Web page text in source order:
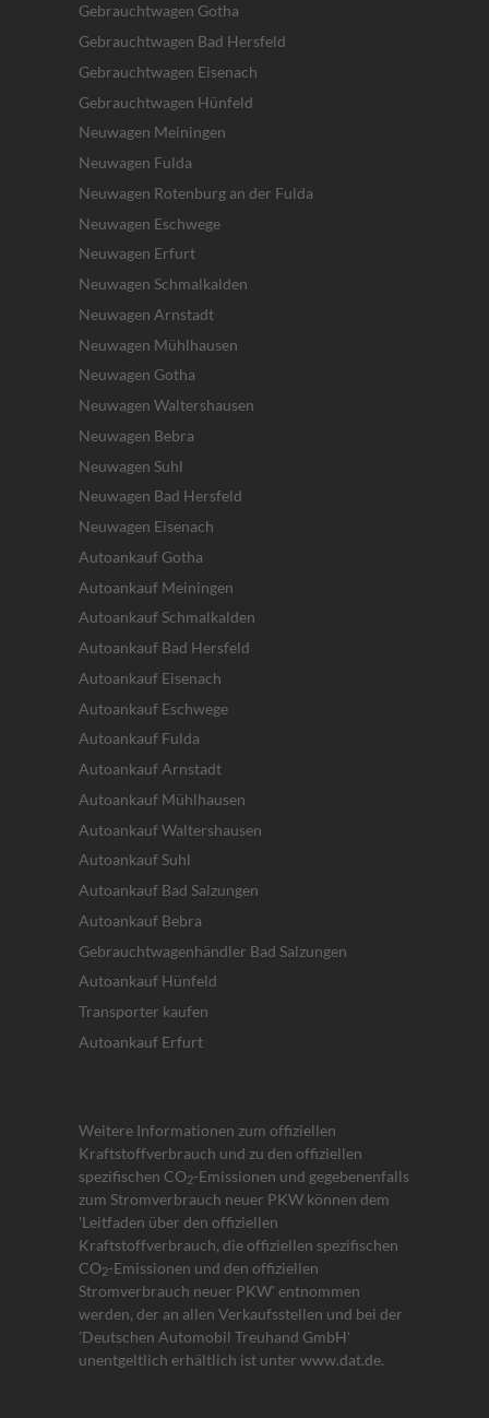
Gebrauchtwagen Gotha
Gebrauchtwagen Bad Hersfeld
Gebrauchtwagen Eisenach
Gebrauchtwagen Hünfeld
Neuwagen Meiningen
Neuwagen Fulda
Neuwagen Rotenburg an der Fulda
Neuwagen Eschwege
Neuwagen Erfurt
Neuwagen Schmalkalden
Neuwagen Arnstadt
Neuwagen Mühlhausen
Neuwagen Gotha
Neuwagen Waltershausen
Neuwagen Bebra
Neuwagen Suhl
Neuwagen Bad Hersfeld
Neuwagen Eisenach
Autoankauf Gotha
Autoankauf Meiningen
Autoankauf Schmalkalden
Autoankauf Bad Hersfeld
Autoankauf Eisenach
Autoankauf Eschwege
Autoankauf Fulda
Autoankauf Arnstadt
Autoankauf Mühlhausen
Autoankauf Waltershausen
Autoankauf Suhl
Autoankauf Bad Salzungen
Autoankauf Bebra
Gebrauchtwagenhändler Bad Salzungen
Autoankauf Hünfeld
Transporter kaufen
Autoankauf Erfurt
Weitere Informationen zum offiziellen
Kraftstoffverbrauch und zu den offiziellen
spezifischen CO2-Emissionen und gegebenenfalls
zum Stromverbrauch neuer PKW können dem
'Leitfaden über den offiziellen
Kraftstoffverbrauch, die offiziellen spezifischen
CO2-Emissionen und den offiziellen
Stromverbrauch neuer PKW' entnommen
werden, der an allen Verkaufsstellen und bei der
'Deutschen Automobil Treuhand GmbH'
unentgeltlich erhältlich ist unter www.dat.de.